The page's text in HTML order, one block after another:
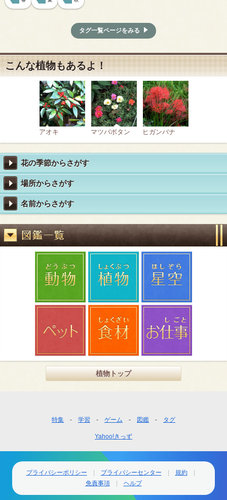
タグ一覧ページをみる
こんな植物もあるよ！
アオキ マツバボタン ヒガンバナ
花の季節からさがす
場所からさがす
名前からさがす
植物トップ
ー
ナ
ビ
特集 学習 ゲーム 図鑑 タグ
Yahoo!きっず
プライバシーポリシー プライバシーセンター
規約
免責事項
ヘルプ